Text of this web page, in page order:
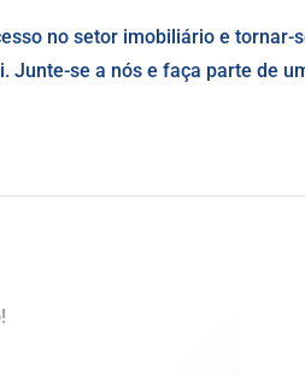
no setor imobiliário e
Junte-se a nós e faça parte de